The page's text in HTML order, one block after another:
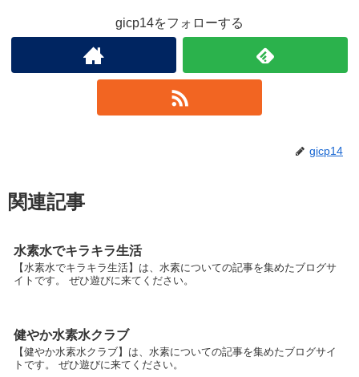
gicp14をフォローする
gicp14
関連記事
水素水でキラキラ生活
【水素水でキラキラ生活】は、水素についての記事を集めたブログサ
イトです。 ぜひ遊びに来てください。
健やか水素水クラブ
【健やか水素水クラブ】は、水素についての記事を集めたブログサイ
トです。 ぜひ遊びに来てください。